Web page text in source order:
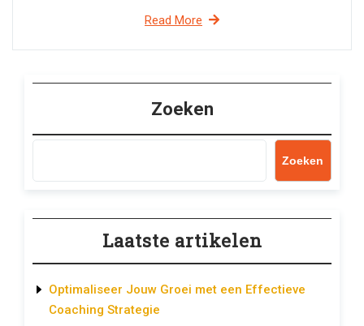
Read More
Zoeken
Zoeken
Laatste artikelen
Optimaliseer Jouw Groei met een Effectieve
Coaching Strategie